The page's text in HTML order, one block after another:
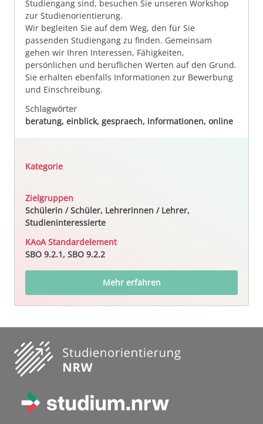
Studiengang sind, besuchen Sie unseren Workshop
zur Studienorientierung.
Wir begleiten Sie auf dem Weg, den für Sie
passenden Studiengang zu finden. Gemeinsam
gehen wir Ihren Interessen, Fähigkeiten,
persönlichen und beruflichen Werten auf den Grund.
Sie erhalten ebenfalls Informationen zur Bewerbung
und Einschreibung.
Schlagwörter
beratung, einblick, gespraech, informationen, online
Kategorie
Zielgruppen
Schülerin / Schüler, Lehrerinnen / Lehrer,
Studieninteressierte
KAoA Standardelement
SBO 9.2.1, SBO 9.2.2
Mehr erfahren